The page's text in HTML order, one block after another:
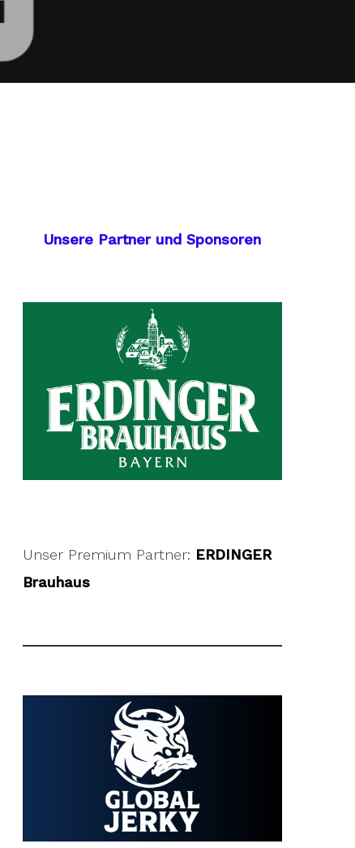
Unsere Partner und Sponsoren
Unser Premium Partner: ERDINGER
Brauhaus